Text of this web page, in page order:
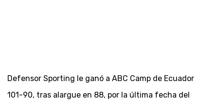
Defensor Sporting le ganó a ABC Camp de Ecuador
101-90, tras alargue en 88, por la última fecha del